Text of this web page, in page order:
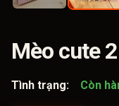
Mèo cute 2
Tình trạng: Còn